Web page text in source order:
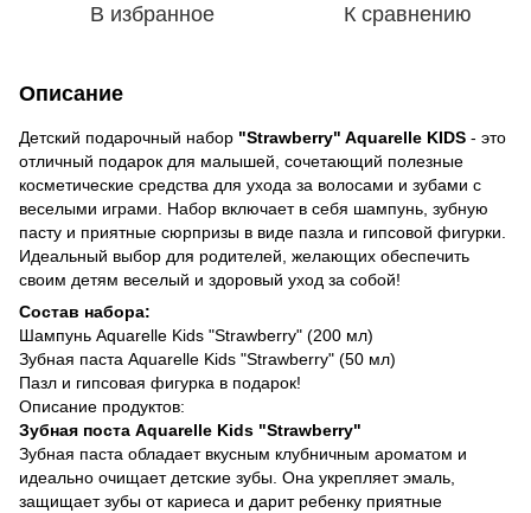
В избранное К сравнению
Описание
Детский подарочный набор "Strawberry" Aquarelle KIDS - это
отличный подарок для малышей, сочетающий полезные
косметические средства для ухода за волосами и зубами с
веселыми играми. Набор включает в себя шампунь, зубную
пасту и приятные сюрпризы в виде пазла и гипсовой фигурки.
Идеальный выбор для родителей, желающих обеспечить
своим детям веселый и здоровый уход за собой!
Состав набора:
Шампунь Aquarelle Kids "Strawberry" (200 мл)
Зубная паста Aquarelle Kids "Strawberry" (50 мл)
Пазл и гипсовая фигурка в подарок!
Описание продуктов:
Зубная поста Aquarelle Kids "Strawberry"
Зубная паста обладает вкусным клубничным ароматом и
идеально очищает детские зубы. Она укрепляет эмаль,
защищает зубы от кариеса и дарит ребенку приятные